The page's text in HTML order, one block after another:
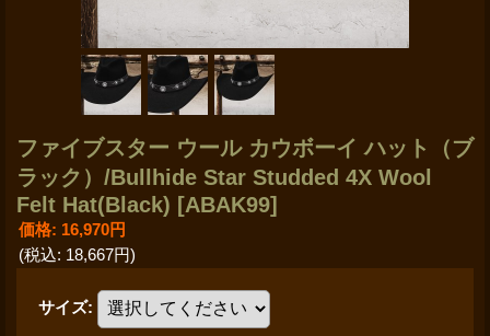
ファイブスター ウール カウボーイ ハット（ブ
ラック）/Bullhide Star Studded 4X Wool
Felt Hat(Black) [ABAK99]
価格: 16,970円
(税込: 18,667円)
サイズ: